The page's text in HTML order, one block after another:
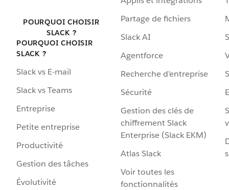
POURQUOI CHOISIR
SLACK ?
POURQUOI CHOISIR
SLACK ?
Slack vs E-mail
Slack vs Teams
Entreprise
Petite entreprise
Productivité
Gestion des tâches
Évolutivité
Partage de fichiers
Slack AI
Agentforce
Recherche d’entreprise
Sécurité
Gestion des clés de
chiffrement Slack
Enterprise (Slack EKM)
Atlas Slack
Voir toutes les
fonctionnalités